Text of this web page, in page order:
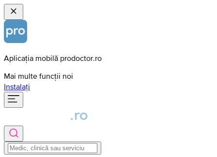
Aplicația mobilă prodoctor.ro
Mai multe funcții noi
Instalați